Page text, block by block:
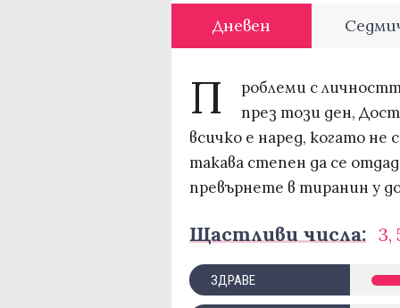
Дневен
П
роблеми с
през този ден,
всичко е наред, когато
такава степен да се
превърнете в тиранин у
Щастливи числа: 3,
ЗДРАВЕ